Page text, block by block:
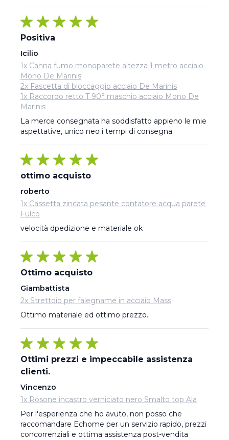
Positiva
Icilio
1x Canna fumo monoparete altezza 1 metro acciaio
Mono De Marinis
2x Fascetta di bloccaggio acciaio De Marinis
1x Raccordo retto T 90° maschio acciaio Mono De
Marinis
La merce consegnata ha soddisfatto appieno le mie
aspettative, unico neo i tempi di consegna.
ottimo acquisto
roberto
1x Cassetta zincata pesante contatore acqua parete
Fulco
velocità dpedizione e materiale ok
Ottimo acquisto
Giambattista
2x Strettoio per falegname in acciaio Mass
Ottimo materiale ed ottimo prezzo.
Ottimi prezzi e impeccabile assistenza
clienti.
Vincenzo
1x Rosone incastro verniciato nero Smalto top Ala
Per l'esperienza che ho avuto, non posso che
raccomandare Echome per un servizio rapido, prezzi
concorrenziali e ottima assistenza post-vendita